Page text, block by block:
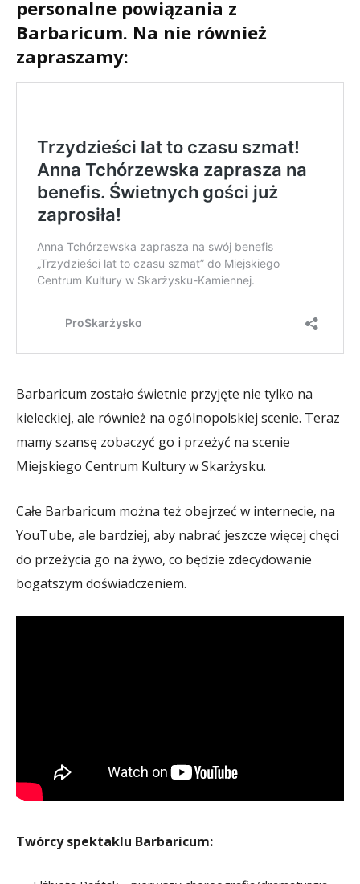
personalne powiązania z
Barbaricum. Na nie również
zapraszamy:
Barbaricum zostało świetnie przyjęte nie tylko na
kieleckiej, ale również na ogólnopolskiej scenie. Teraz
mamy szansę zobaczyć go i przeżyć na scenie
Miejskiego Centrum Kultury w Skarżysku.
Całe Barbaricum można też obejrzeć w internecie, na
YouTube, ale bardziej, aby nabrać jeszcze więcej chęci
do przeżycia go na żywo, co będzie zdecydowanie
bogatszym doświadczeniem.
Twórcy spektaklu Barbaricum: